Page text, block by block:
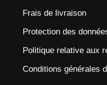
Frais de livraison
Protection des
Politique relative aux
Conditions générales